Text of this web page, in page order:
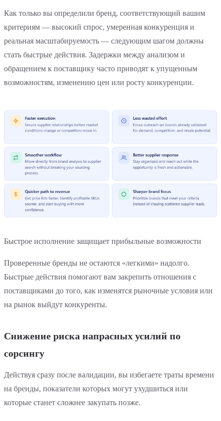
Как только вы определили бренд, соответствующий вашим
критериям — высокий спрос, умеренная конкуренция и
реальная масштабируемость — следующим шагом должны
стать быстрые действия. Задержки между анализом и
обращением к поставщику часто приводят к упущенным
возможностям, изменению цен или росту конкуренции.
Быстрое исполнение защищает прибыльные возможности
Проверенные бренды не остаются «легкими» надолго.
Быстрые действия помогают вам закрепить отношения с
поставщиками до того, как изменятся рыночные условия или
на рынок выйдут конкуренты.
Снижение риска напрасных усилий по
сорсингу
Действуя сразу после валидации, вы избегаете траты времени
на бренды, показатели которых могут ухудшиться или
которые станет сложнее закупать позже.